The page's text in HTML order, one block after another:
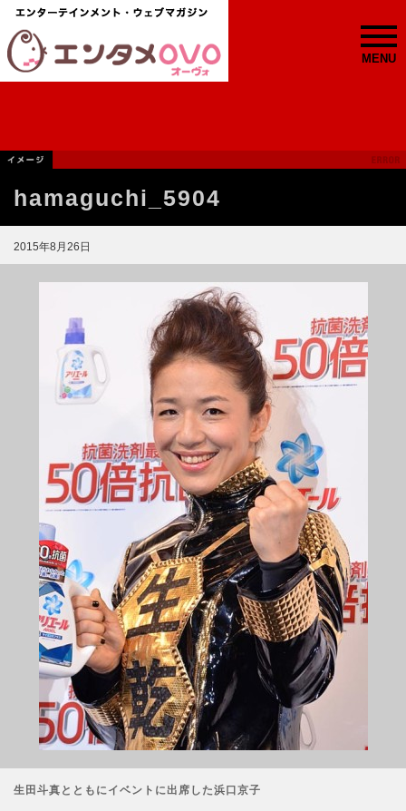
MENU
hamaguchi_5904
2015年8月26日
生田斗真とともにイベントに出席した浜口京子